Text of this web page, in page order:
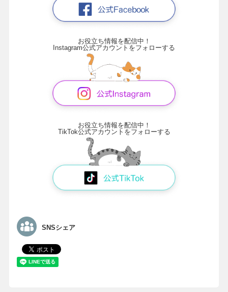
お役立ち情報を配信中！
Instagram公式アカウントをフォローする
お役立ち情報を配信中！
TikTok公式アカウントをフォローする
SNSシェア